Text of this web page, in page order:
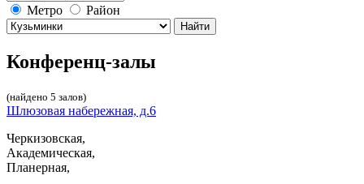
Метро Район
Найти
Конференц-залы
(найдено 5 залов)
Шлюзовая набережная, д.6
Черкизовская,
Академическая,
Планерная,